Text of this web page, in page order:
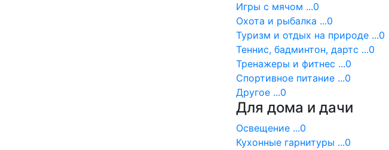
Игры с мячом ...0
Охота и рыбалка ...0
Туризм и отдых на природе ...0
Теннис, бадминтон, дартс ...0
Тренажеры и фитнес ...0
Спортивное питание ...0
Другое ...0
Для дома и дачи
Освещение ...0
Кухонные гарнитуры ...0